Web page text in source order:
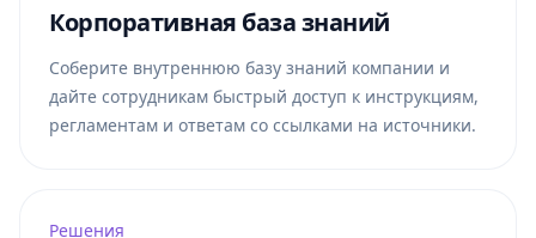
Корпоративная база знаний
Соберите внутреннюю базу знаний компании и
дайте сотрудникам быстрый доступ к инструкциям,
регламентам и ответам со ссылками на источники.
Решения